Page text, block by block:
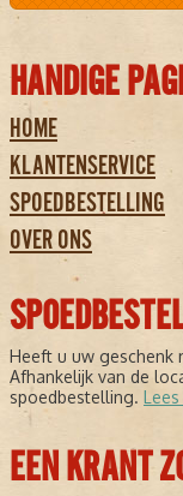
HANDIGE
HOME
KLANTENSERVICE
SPOEDBESTELLING
OVER ONS
Heeft u uw geschenk
Afhankelijk van de
spoedbestelling.
EEN KRANT